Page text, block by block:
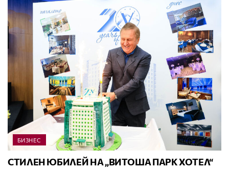
БИЗНЕС
СТИЛЕН ЮБИЛЕЙ НА „ВИТОША ПАРК ХОТЕЛ“